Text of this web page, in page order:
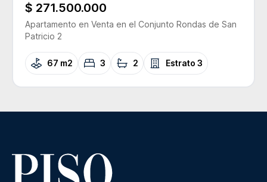
$ 271.500.000
Apartamento en Venta en el Conjunto Rondas de San
Patricio 2
67 m2 3 2 Estrato 3